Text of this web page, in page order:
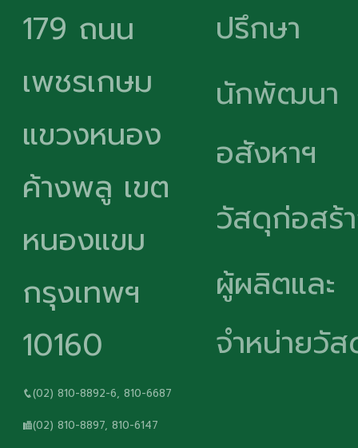
179 ถนน
เพชรเกษม
แขวงหนอง
ค้างพลู เขต
หนองแขม
กรุงเทพฯ
10160
(02) 810-8892-6, 810-6687
(02) 810-8897, 810-6147
ปรึกษา
นักพัฒนา
อสังหาฯ
วัสดุก่อสร้
ผู้ผลิตและ
จำหน่ายวั